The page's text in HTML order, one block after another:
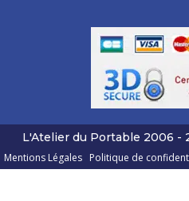
L'Atelier du Portable 2006 -
Mentions Légales Politique de